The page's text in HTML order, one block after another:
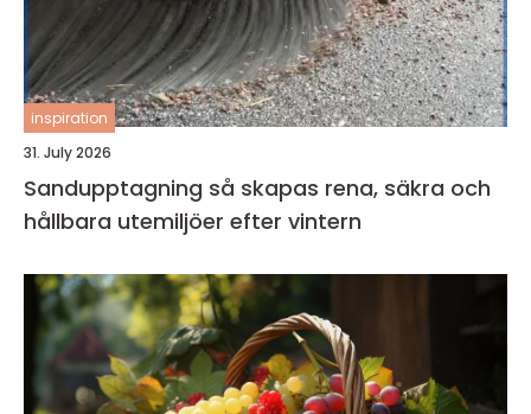
inspiration
31. July 2026
Sandupptagning så skapas rena, säkra och
hållbara utemiljöer efter vintern